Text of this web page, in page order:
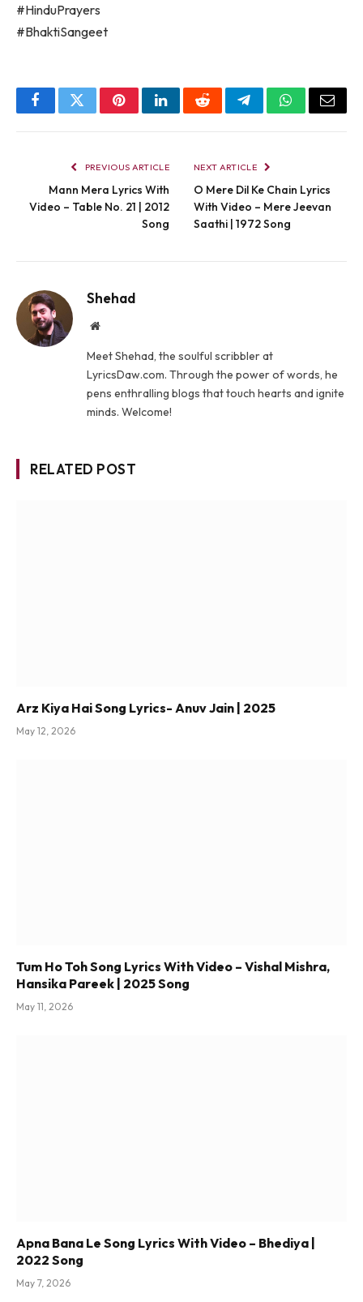
#HinduPrayers
#BhaktiSangeet
FacebookTwitterPinterestLinkedInRedditTelegramWhatsApp
Email
PREVIOUS ARTICLE
Mann Mera Lyrics With
Video – Table No. 21 | 2012
Song
NEXT ARTICLE
O Mere Dil Ke Chain Lyrics
With Video – Mere Jeevan
Saathi | 1972 Song
Shehad
Website
Meet Shehad, the soulful scribbler at
LyricsDaw.com. Through the power of words, he
pens enthralling blogs that touch hearts and ignite
minds. Welcome!
RELATED POST
Arz Kiya Hai Song Lyrics- Anuv Jain | 2025
May 12, 2026
Tum Ho Toh Song Lyrics With Video – Vishal Mishra,
Hansika Pareek | 2025 Song
May 11, 2026
Apna Bana Le Song Lyrics With Video – Bhediya |
2022 Song
May 7, 2026